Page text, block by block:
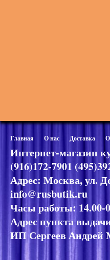
Главная О нас Доставка
Интернет-магазин
(916)172-7901
Адрес: Москва, ул.
info@rusbutik.ru
Часы работы: 14.00-
Адрес пункта
ИП Сергеев Андрей